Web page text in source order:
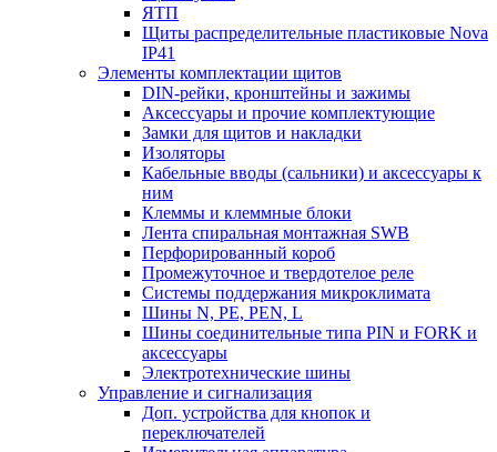
ЯТП
Щиты распределительные пластиковые Nova
IP41
Элементы комплектации щитов
DIN-рейки, кронштейны и зажимы
Аксессуары и прочие комплектующие
Замки для щитов и накладки
Изоляторы
Кабельные вводы (сальники) и аксессуары к
ним
Клеммы и клеммные блоки
Лента спиральная монтажная SWB
Перфорированный короб
Промежуточное и твердотелое реле
Системы поддержания микроклимата
Шины N, PE, PEN, L
Шины соединительные типа PIN и FORK и
аксессуары
Электротехнические шины
Управление и сигнализация
Доп. устройства для кнопок и
переключателей